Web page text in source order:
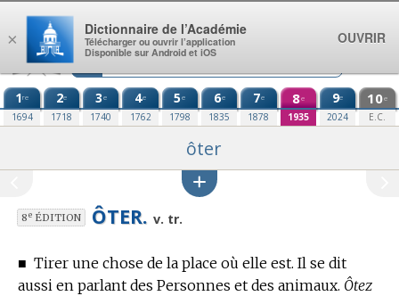
Aller au contenu
1re
1694
2e
1718
3e
1740
4e
1762
5e
1798
6e
1835
7e
1878
8e
1935
9e
2024
10e
E.C.
ôter
8eÉDITION ÔTER. v. tr.
■ Tirer une chose de la place où elle est. Il se dit
aussi en parlant des Personnes et des animaux. Ôtez
×
Dictionnaire de l’Académie
Télécharger ou ouvrir l’application
Disponible sur Android et iOS
OUVRIR